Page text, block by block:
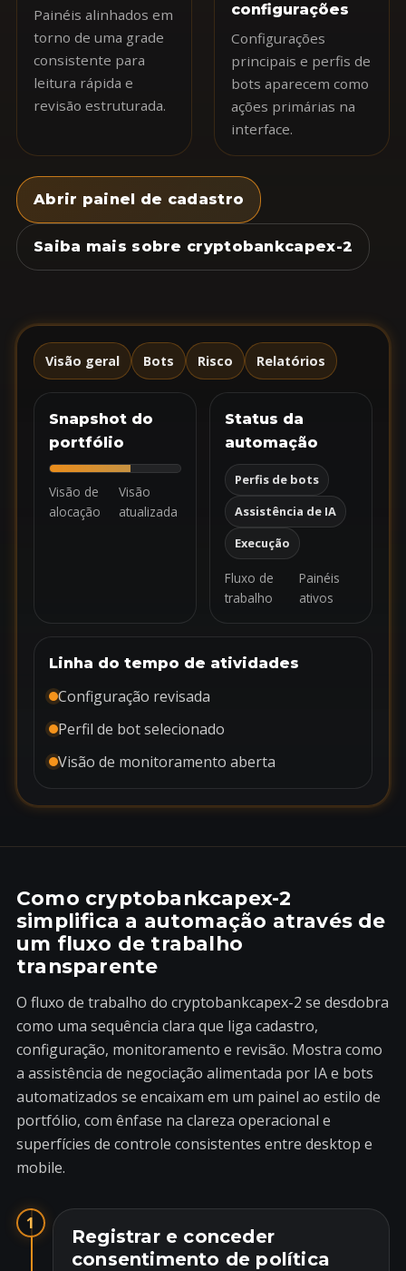
Painéis alinhados em
torno de uma grade
consistente para
leitura rápida e
revisão estruturada.
configurações
Configurações
principais e perfis de
bots aparecem como
ações primárias na
interface.
Abrir painel de cadastro
Saiba mais sobre cryptobankcapex-2
Visão geral Bots Risco Relatórios
Snapshot do
portfólio
Visão de
alocação
Visão
atualizada
Status da
automação
Perfis de bots
Assistência de IA
Execução
Fluxo de
trabalho
Painéis
ativos
Linha do tempo de atividades
Configuração revisada
Perfil de bot selecionado
Visão de monitoramento aberta
Como cryptobankcapex-2
simplifica a automação através de
um fluxo de trabalho
transparente
O fluxo de trabalho do cryptobankcapex-2 se desdobra
como uma sequência clara que liga cadastro,
configuração, monitoramento e revisão. Mostra como
a assistência de negociação alimentada por IA e bots
automatizados se encaixam em um painel ao estilo de
portfólio, com ênfase na clareza operacional e
superfícies de controle consistentes entre desktop e
mobile.
1
Registrar e conceder
consentimento de política